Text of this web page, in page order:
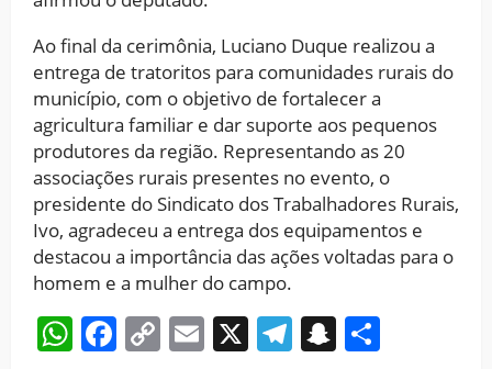
Ao final da cerimônia, Luciano Duque realizou a
entrega de tratoritos para comunidades rurais do
município, com o objetivo de fortalecer a
agricultura familiar e dar suporte aos pequenos
produtores da região. Representando as 20
associações rurais presentes no evento, o
presidente do Sindicato dos Trabalhadores Rurais,
Ivo, agradeceu a entrega dos equipamentos e
destacou a importância das ações voltadas para o
homem e a mulher do campo.
WhatsApp
Facebook
CopyEmail
X Telegram
Snapchat